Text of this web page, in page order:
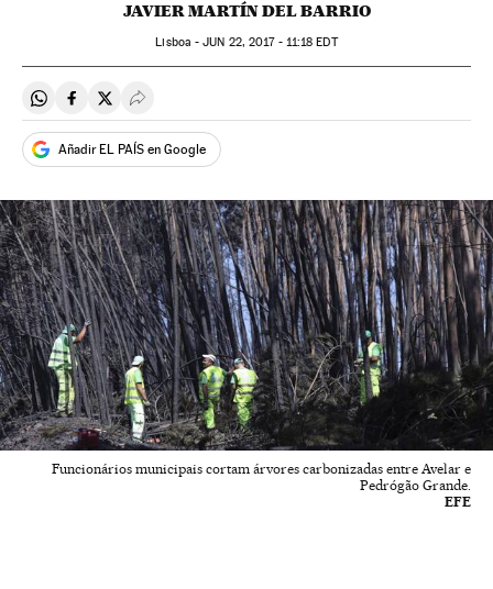
JAVIER MARTÍN DEL BARRIO
Lisboa -JUN 22, 2017 - 11:18 EDT
Compartir en Whatsapp
Compartir en Facebook
Compartir en Twitter
Desplegar Redes Sociales
Añadir EL PAÍS en Google
Funcionários municipais cortam árvores carbonizadas entre Avelar e
Pedrógão Grande.
EFE